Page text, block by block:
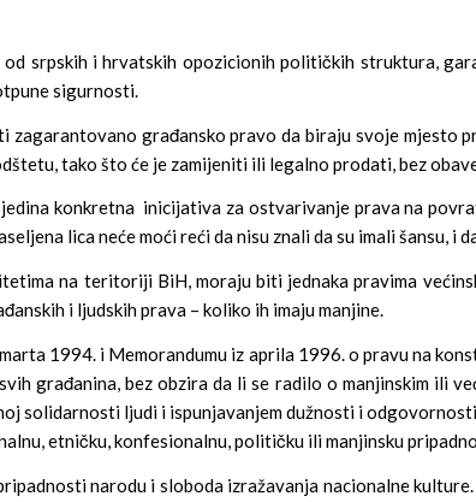
srpskih i hrvatskih opozicionih političkih struktura,
sigurnosti.
građansko pravo da biraju svoje mjesto
tako što će je zamijeniti ili legalno prodati, bez
konkretna inicijativa za ostvarivanje prava na
lica neće moći reći da nisu znali da su imali šansu, i
na teritoriji BiH, moraju biti jednaka pravima
i ljudskih prava – koliko ih imaju manjine.
1994. i Memorandumu iz aprila 1996. o pravu na
građanina, bez obzira da li se radilo o manjinskim ili
solidarnosti ljudi i ispunjavanjem dužnosti i
etničku, konfesionalnu, političku ili manjinsku
narodu i sloboda izražavanja nacionalne